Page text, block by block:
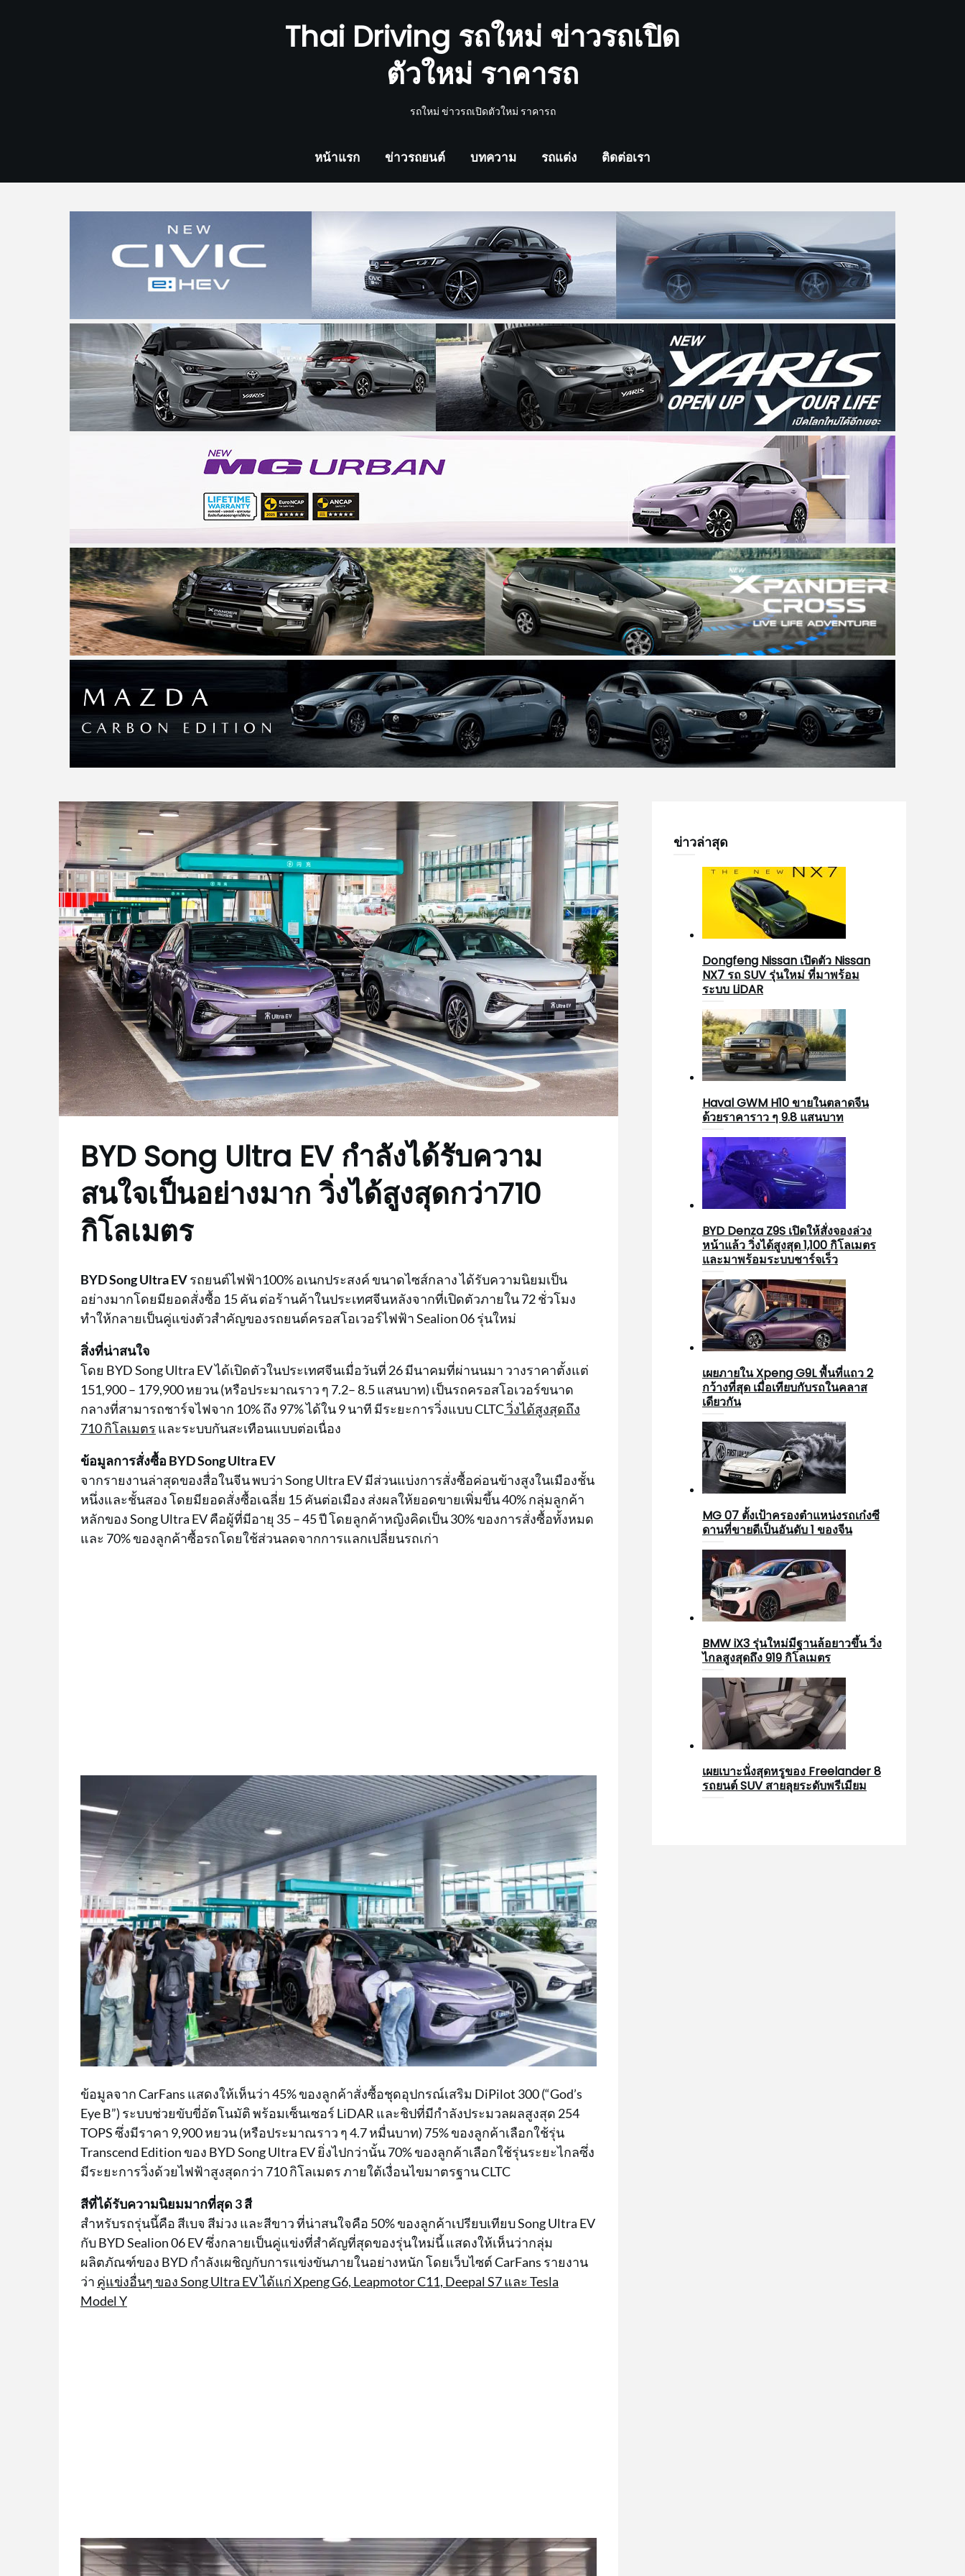
Thai Driving รถใหม่ ข่าวรถเปิด
ตัวใหม่ ราคารถ
รถใหม่ ข่าวรถเปิดตัวใหม่ ราคารถ
หน้าแรก ข่าวรถยนต์ บทความ รถแต่ง ติดต่อเรา
BYD Song Ultra EV กำลังได้รับความ
สนใจเป็นอย่างมาก วิ่งได้สูงสุดกว่า710
กิโลเมตร
BYD Song Ultra EVรถยนต์ไฟฟ้า100% อเนกประสงค์ ขนาดไซส์กลาง ได้รับความนิยมเป็น
อย่างมากโดยมียอดสั่งซื้อ 15 คัน ต่อร้านค้าในประเทศจีนหลังจากที่เปิดตัวภายใน 72 ชั่วโมง
ทำให้กลายเป็นคู่แข่งตัวสำคัญของรถยนต์ครอสโอเวอร์ไฟฟ้า Sealion 06 รุ่นใหม่
สิ่งที่น่าสนใจ
โดย BYD Song Ultra EV ได้เปิดตัวในประเทศจีนเมื่อวันที่ 26 มีนาคมที่ผ่านนมา วางราคาตั้งแต่
151,900 – 179,900 หยวน (หรือประมาณราว ๆ 7.2– 8.5 แสนบาท) เป็นรถครอสโอเวอร์ขนาด
กลางที่สามารถชาร์จไฟจาก 10% ถึง 97% ได้ใน 9 นาที มีระยะการวิ่งแบบ CLTCวิ่งได้สูงสุดถึง
710 กิโลเมตร และระบบกันสะเทือนแบบต่อเนื่อง
ข้อมูลการสั่งซื้อ BYD Song Ultra EV
จากรายงานล่าสุดของสื่อในจีน พบว่า Song Ultra EV มีส่วนแบ่งการสั่งซื้อค่อนข้างสูงในเมืองชั้น
หนึ่งและชั้นสอง โดยมียอดสั่งซื้อเฉลี่ย 15 คันต่อเมือง ส่งผลให้ยอดขายเพิ่มขึ้น 40% กลุ่มลูกค้า
หลักของ Song Ultra EV คือผู้ที่มีอายุ 35 – 45 ปี โดยลูกค้าหญิงคิดเป็น 30% ของการสั่งซื้อทั้งหมด
และ 70% ของลูกค้าซื้อรถโดยใช้ส่วนลดจากการแลกเปลี่ยนรถเก่า
ข้อมูลจาก CarFans แสดงให้เห็นว่า 45% ของลูกค้าสั่งซื้อชุดอุปกรณ์เสริม DiPilot 300 (“God’s
Eye B”) ระบบช่วยขับขี่อัตโนมัติ พร้อมเซ็นเซอร์ LiDAR และชิปที่มีกำลังประมวลผลสูงสุด 254
TOPS ซึ่งมีราคา 9,900 หยวน (หรือประมาณราว ๆ 4.7 หมื่นบาท) 75% ของลูกค้าเลือกใช้รุ่น
Transcend Edition ของ BYD Song Ultra EV ยิ่งไปกว่านั้น 70% ของลูกค้าเลือกใช้รุ่นระยะไกลซึ่ง
มีระยะการวิ่งด้วยไฟฟ้าสูงสุดกว่า 710 กิโลเมตร ภายใต้เงื่อนไขมาตรฐาน CLTC
สีที่ได้รับความนิยมมากที่สุด 3 สี
สำหรับรถรุ่นนี้คือ สีเบจ สีม่วง และสีขาว ที่น่าสนใจคือ 50% ของลูกค้าเปรียบเทียบ Song Ultra EV
กับ BYD Sealion 06 EV ซึ่งกลายเป็นคู่แข่งที่สำคัญที่สุดของรุ่นใหม่นี้ แสดงให้เห็นว่ากลุ่ม
ผลิตภัณฑ์ของ BYD กำลังเผชิญกับการแข่งขันภายในอย่างหนัก โดยเว็บไซต์ CarFans รายงาน
ว่า คู่แข่งอื่นๆ ของ Song Ultra EV ได้แก่ Xpeng G6, Leapmotor C11, Deepal S7 และ Tesla
Model Y
ข่าวล่าสุด
Dongfeng Nissan เปิดตัว Nissan
NX7 รถ SUV รุ่นใหม่ ที่มาพร้อม
ระบบ LiDAR
Haval GWM H10 ขายในตลาดจีน
ด้วยราคาราว ๆ 9.8 แสนบาท
BYD Denza Z9S เปิดให้สั่งจองล่วง
หน้าแล้ว วิ่งได้สูงสุด 1,100 กิโลเมตร
และมาพร้อมระบบชาร์จเร็ว
เผยภายใน Xpeng G9L พื้นที่แถว 2
กว้างที่สุด เมื่อเทียบกับรถในคลาส
เดียวกัน
MG 07 ตั้งเป้าครองตำแหน่งรถเก๋งซี
ดานที่ขายดีเป็นอันดับ 1 ของจีน
BMW iX3 รุ่นใหม่มีฐานล้อยาวขึ้น วิ่ง
ไกลสูงสุดถึง 919 กิโลเมตร
เผยเบาะนั่งสุดหรูของ Freelander 8
รถยนต์ SUV สายลุยระดับพรีเมียม